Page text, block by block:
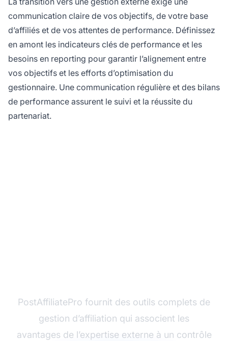
communication claire de vos objectifs, de votre base
d’affiliés et de vos attentes de performance. Définissez
en amont les indicateurs clés de performance et les
besoins en reporting pour garantir l’alignement entre
vos objectifs et les efforts d’optimisation du
gestionnaire. Une communication régulière et des bilans
de performance assurent le suivi et la réussite du
partenariat.
PostAffiliatePro fournit des outils complets de
gestion d’affiliation qui associent les
avantages de l’expertise externe à un contrôle